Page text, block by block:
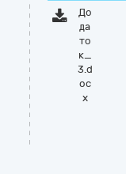
До
да
то
к_
3.d
oc
x